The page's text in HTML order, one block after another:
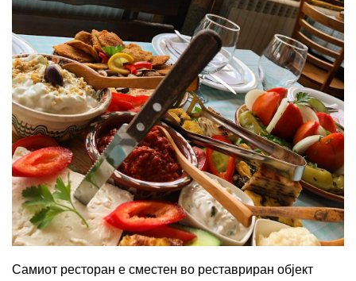
Самиот ресторан е сместен во реставриран објект